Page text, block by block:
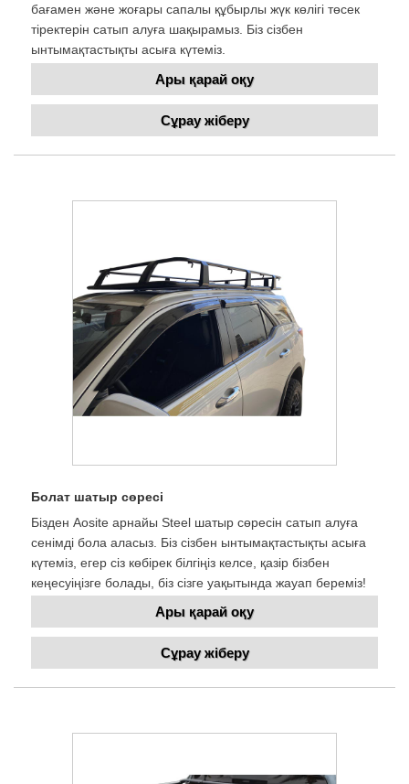
бағамен және жоғары сапалы құбырлы жүк көлігі төсек
тіректерін сатып алуға шақырамыз. Біз сізбен
ынтымақтастықты асыға күтеміз.
Ары қарай оқу
Сұрау жіберу
Болат шатыр сөресі
Бізден Aosite арнайы Steel шатыр сөресін сатып алуға
сенімді бола аласыз. Біз сізбен ынтымақтастықты асыға
күтеміз, егер сіз көбірек білгіңіз келсе, қазір бізбен
кеңесуіңізге болады, біз сізге уақытында жауап береміз!
Ары қарай оқу
Сұрау жіберу